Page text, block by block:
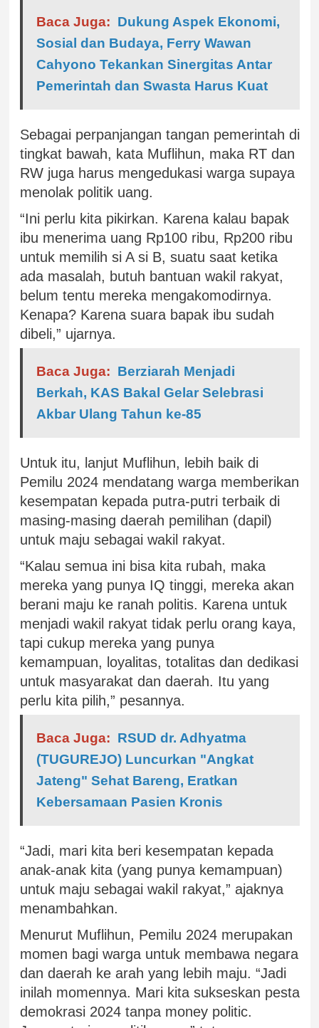
Baca Juga: Dukung Aspek Ekonomi,
Sosial dan Budaya, Ferry Wawan
Cahyono Tekankan Sinergitas Antar
Pemerintah dan Swasta Harus Kuat
Sebagai perpanjangan tangan pemerintah di
tingkat bawah, kata Muflihun, maka RT dan
RW juga harus mengedukasi warga supaya
menolak politik uang.
“Ini perlu kita pikirkan. Karena kalau bapak
ibu menerima uang Rp100 ribu, Rp200 ribu
untuk memilih si A si B, suatu saat ketika
ada masalah, butuh bantuan wakil rakyat,
belum tentu mereka mengakomodirnya.
Kenapa? Karena suara bapak ibu sudah
dibeli,” ujarnya.
Baca Juga: Berziarah Menjadi
Berkah, KAS Bakal Gelar Selebrasi
Akbar Ulang Tahun ke-85
Untuk itu, lanjut Muflihun, lebih baik di
Pemilu 2024 mendatang warga memberikan
kesempatan kepada putra-putri terbaik di
masing-masing daerah pemilihan (dapil)
untuk maju sebagai wakil rakyat.
“Kalau semua ini bisa kita rubah, maka
mereka yang punya IQ tinggi, mereka akan
berani maju ke ranah politis. Karena untuk
menjadi wakil rakyat tidak perlu orang kaya,
tapi cukup mereka yang punya
kemampuan, loyalitas, totalitas dan dedikasi
untuk masyarakat dan daerah. Itu yang
perlu kita pilih,” pesannya.
Baca Juga: RSUD dr. Adhyatma
(TUGUREJO) Luncurkan "Angkat
Jateng" Sehat Bareng, Eratkan
Kebersamaan Pasien Kronis
“Jadi, mari kita beri kesempatan kepada
anak-anak kita (yang punya kemampuan)
untuk maju sebagai wakil rakyat,” ajaknya
menambahkan.
Menurut Muflihun, Pemilu 2024 merupakan
momen bagi warga untuk membawa negara
dan daerah ke arah yang lebih maju. “Jadi
inilah momennya. Mari kita sukseskan pesta
demokrasi 2024 tanpa money politic.